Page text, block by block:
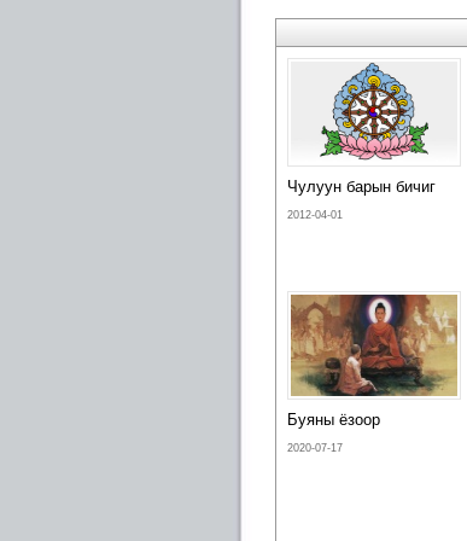
Чулуун барын бичиг
2012-04-01
Буяны ёзоор
2020-07-17